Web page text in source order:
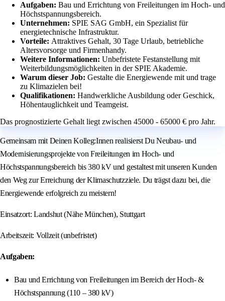
Aufgaben: Bau und Errichtung von Freileitungen im Hoch- und
Höchstspannungsbereich.
Unternehmen: SPIE SAG GmbH, ein Spezialist für
energietechnische Infrastruktur.
Vorteile: Attraktives Gehalt, 30 Tage Urlaub, betriebliche
Altersvorsorge und Firmenhandy.
Weitere Informationen: Unbefristete Festanstellung mit
Weiterbildungsmöglichkeiten in der SPIE Akademie.
Warum dieser Job: Gestalte die Energiewende mit und trage
zu Klimazielen bei!
Qualifikationen: Handwerkliche Ausbildung oder Geschick,
Höhentauglichkeit und Teamgeist.
Das prognostizierte Gehalt liegt zwischen 45000 - 65000 € pro Jahr.
Gemeinsam mit Deinen Kolleg:Innen realisierst Du Neubau- und
Modernisierungsprojekte von Freileitungen im Hoch- und
Höchstspannungsbereich bis 380 kV und gestaltest mit unseren Kunden
den Weg zur Erreichung der Klimaschutzziele. Du trägst dazu bei, die
Energiewende erfolgreich zu meistern!
Einsatzort: Landshut (Nähe München), Stuttgart
Arbeitszeit: Vollzeit (unbefristet)
Aufgaben:
Bau und Errichtung von Freileitungen im Bereich der Hoch- &
Höchstspannung (110 – 380 kV)